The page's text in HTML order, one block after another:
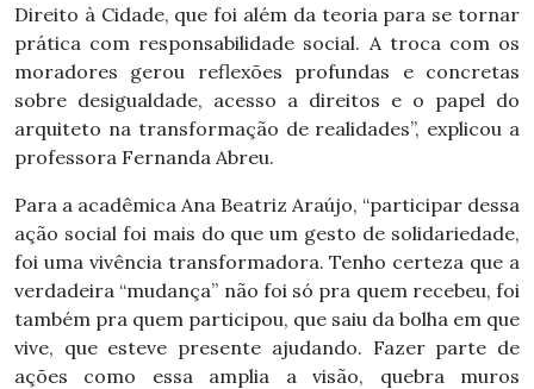
Direito à Cidade, que foi além da teoria para se tornar
prática com responsabilidade social. A troca com os
moradores gerou reflexões profundas e concretas
sobre desigualdade, acesso a direitos e o papel do
arquiteto na transformação de realidades”, explicou a
professora Fernanda Abreu.
Para a acadêmica Ana Beatriz Araújo, “participar dessa
ação social foi mais do que um gesto de solidariedade,
foi uma vivência transformadora. Tenho certeza que a
verdadeira “mudança” não foi só pra quem recebeu, foi
também pra quem participou, que saiu da bolha em que
vive, que esteve presente ajudando. Fazer parte de
ações como essa amplia a visão, quebra muros